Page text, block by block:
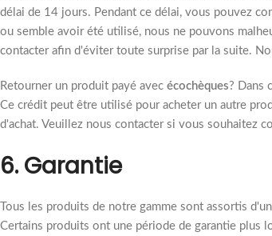
délai de 14 jours. Pendant ce délai, vous pouvez
ou semble avoir été utilisé, nous ne pouvons
contacter afin d'éviter toute surprise par la suite.
Retourner un produit payé avec écochèques? Dans
Ce crédit peut être utilisé pour acheter un autre
d'achat. Veuillez nous contacter si vous souhaitez
6. Garantie
Tous les produits de notre gamme sont assortis
Certains produits ont une période de garantie plus